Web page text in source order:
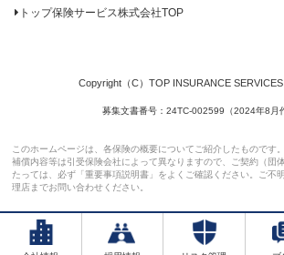
トップ保険サービス株式会社TOP
Copyright（C）TOP INSURANCE SERVICES
募集文書番号：24TC-002599（2024年8月
このホームページは、各保険の概要についてご紹介したものです
補償内容等は引受保険会社によって異なりますので、ご契約（団
たっては、必ず「重要事項説明書」をよくご確認ください。ご不
理店までお問い合わせください。